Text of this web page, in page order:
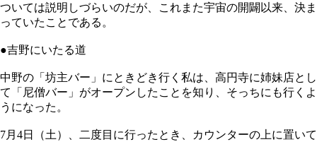
ついては説明しづらいのだが、これまた宇宙の開闢以来、決ま
っていたことである。
●吉野にいたる道
中野の「坊主バー」にときどき行く私は、高円寺に姉妹店とし
て「尼僧バー」がオープンしたことを知り、そっちにも行くよ
うになった。
7月4日（土）、二度目に行ったとき、カウンターの上に置いて